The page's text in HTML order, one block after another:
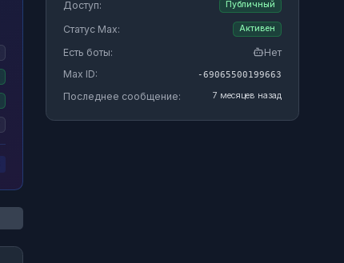
Доступ:
Публичный
Статус Max: Активен
Есть боты:
Нет
Max ID:
-69065500199663
Последнее сообщение: 7 месяцев назад